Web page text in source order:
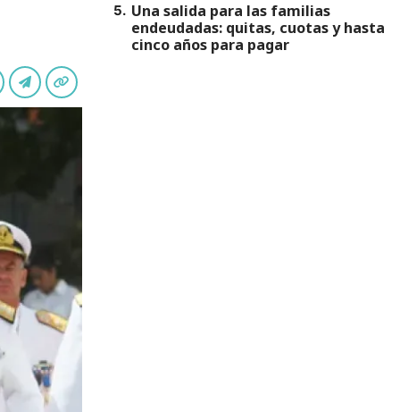
5. Una salida para las familias
endeudadas: quitas, cuotas y hasta
cinco años para pagar